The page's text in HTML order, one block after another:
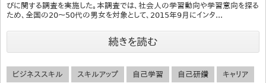
びに関する調査を実施した。本調査では、社会人の学習動向や学習意向を探る
ため、全国の20～50代の男女を対象として、2015年9月にインタ...
続きを読む
ビジネススキル スキルアップ 自己学習 自己研鑽 キャリア